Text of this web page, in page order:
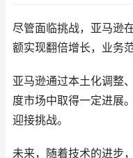
尽管面临挑战，亚马逊
额实现翻倍增长，业务
亚马逊通过本土化调整
度市场中取得一定进展
迎接挑战。
未来，随着技术的进步